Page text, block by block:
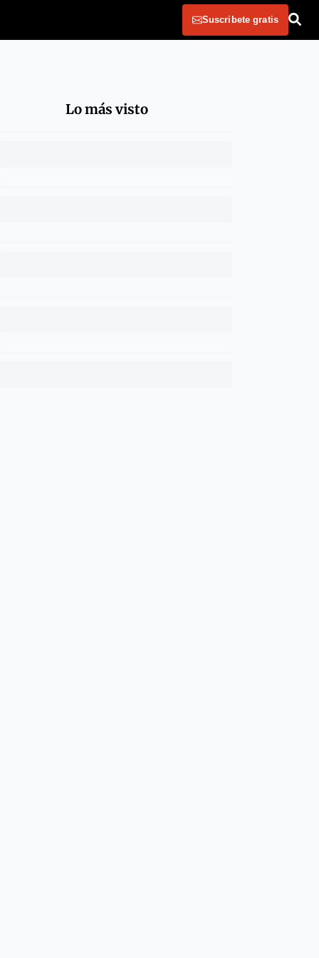
Suscribete gratis
Lo más visto